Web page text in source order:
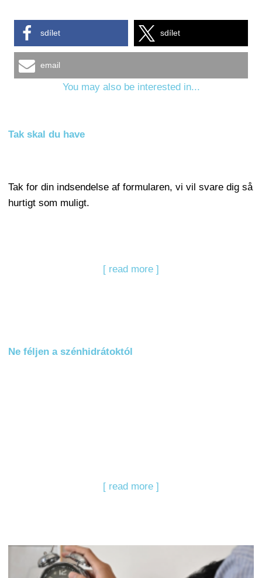
sdílet sdílet
email
You may also be interested in...
Tak skal du have
Tak for din indsendelse af formularen, vi vil svare dig så
hurtigt som muligt.
[ read more ]
Ne féljen a szénhidrátoktól
[ read more ]